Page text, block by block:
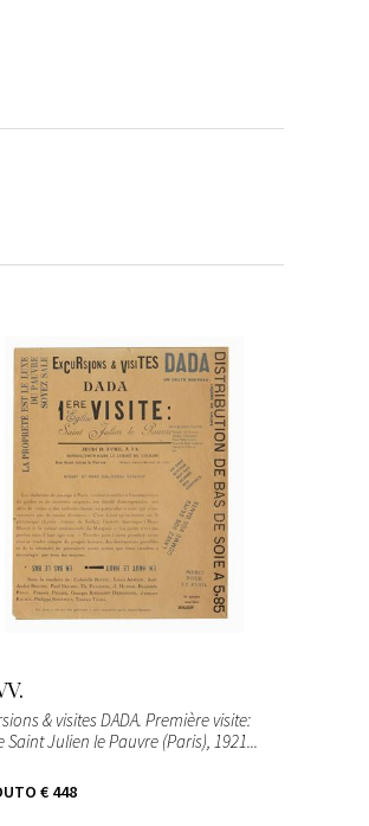
& visites DADA. Première visite:
Saint Julien le Pauvre (Paris), 1921...
€ 448